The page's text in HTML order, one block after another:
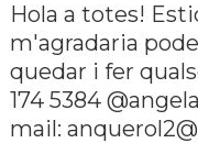
Hola a totes!
m'agradaria
quedar i fer
174 5384
mail: